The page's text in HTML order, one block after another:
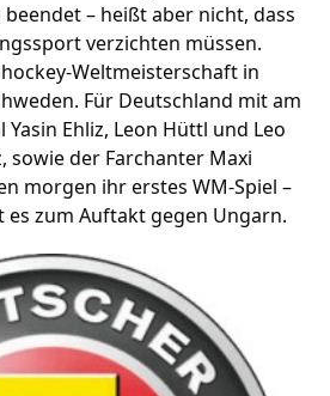
– heißt aber nicht, dass
verzichten müssen.
Weltmeisterschaft in
Für Deutschland mit am
Ehliz, Leon Hüttl und Leo
sowie der Farchanter Maxi
morgen ihr erstes WM-Spiel –
zum Auftakt gegen Ungarn.